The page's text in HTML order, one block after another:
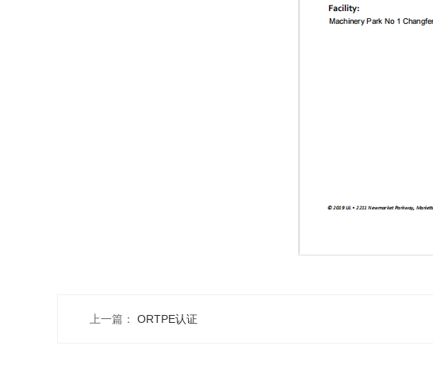
上一篇： ORTPE认证